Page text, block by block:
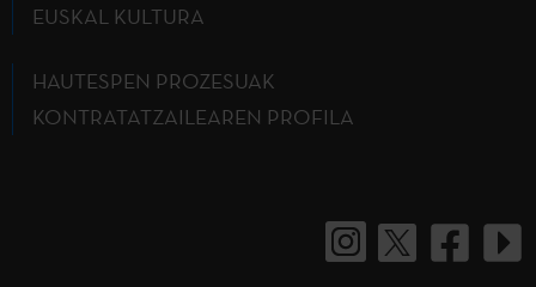
EUSKAL KULTURA
HAUTESPEN PROZESUAK
KONTRATATZAILEAREN PROFILA